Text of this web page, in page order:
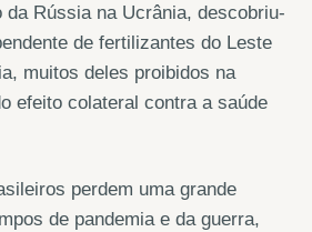
Rússia na Ucrânia, descobriu-
de fertilizantes do Leste
muitos deles proibidos na
efeito colateral contra a saúde
perdem uma grande
de pandemia e da guerra,